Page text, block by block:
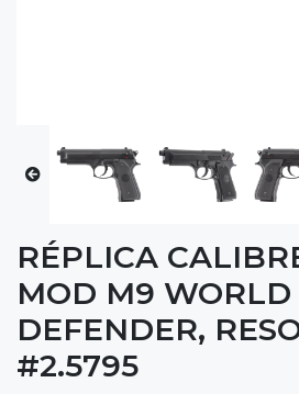
RÉPLICA
MOD M9 WORLD
DEFENDER,
#2.5795